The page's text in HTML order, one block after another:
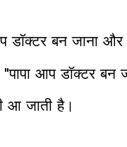
डॉक्टर बन जाना
"पापा आप डॉक्टर
आ जाती है।